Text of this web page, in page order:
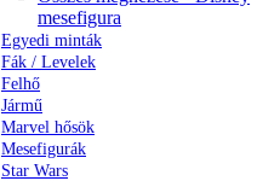
mesefigura
Egyedi minták
Fák / Levelek
Felhő
Jármű
Marvel hősök
Mesefigurák
Star Wars